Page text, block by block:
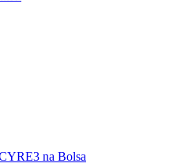
na Bolsa